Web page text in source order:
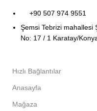
+90 507 974 9551
Şemsi Tebrizi mahallesi
No: 17 / 1 Karatay/
Hızlı Bağlantılar
Anasayfa
Mağaza